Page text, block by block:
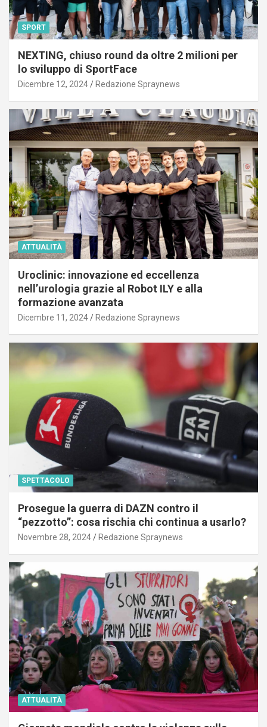
SPORT
NEXTING, chiuso round da oltre 2 milioni per
lo sviluppo di SportFace
Dicembre 12, 2024 Redazione Spraynews
ATTUALITÀ
Uroclinic: innovazione ed eccellenza
nell’urologia grazie al Robot ILY e alla
formazione avanzata
Dicembre 11, 2024 Redazione Spraynews
SPETTACOLO
Prosegue la guerra di DAZN contro il
“pezzotto”: cosa rischia chi continua a usarlo?
Novembre 28, 2024 Redazione Spraynews
ATTUALITÀ